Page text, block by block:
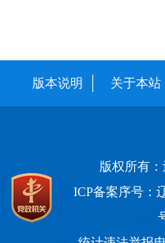
版本说明 关于本站
版权所有
ICP备案序号：